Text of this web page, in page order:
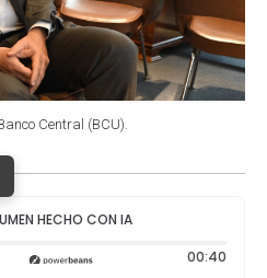
Central (BCU).
HECHO CON IA
0 segundos 00:40